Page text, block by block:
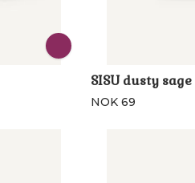
SISU dusty sage
NOK 69